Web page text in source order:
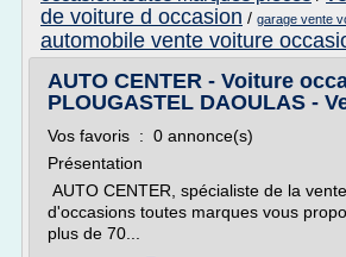
de voiture d occasion / garage vente
automobile vente voiture
AUTO CENTER - Voiture
PLOUGASTEL DAOULAS -
Vos favoris : 0 annonce(s)
Présentation
AUTO CENTER, spécialiste de la
d'occasions toutes marques vous
plus de 70...